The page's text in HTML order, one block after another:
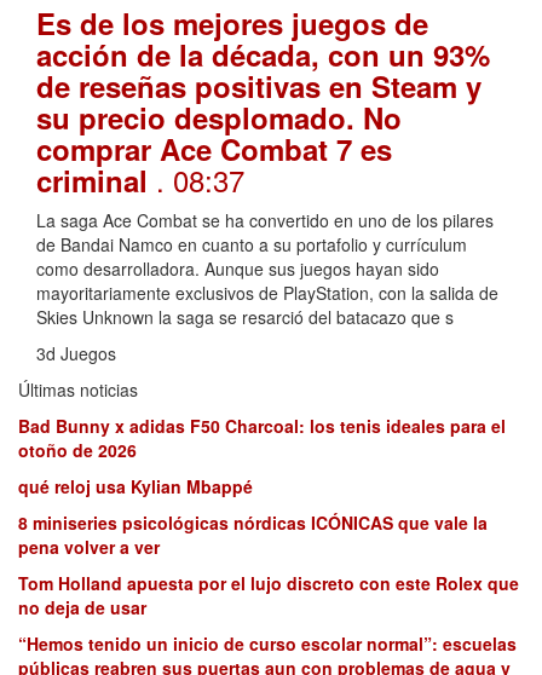
Es de los mejores juegos de
acción de la década, con un 93%
de reseñas positivas en Steam y
su precio desplomado. No
comprar Ace Combat 7 es
criminal . 08:37
La saga Ace Combat se ha convertido en uno de los pilares
de Bandai Namco en cuanto a su portafolio y currículum
como desarrolladora. Aunque sus juegos hayan sido
mayoritariamente exclusivos de PlayStation, con la salida de
Skies Unknown la saga se resarció del batacazo que s
3d Juegos
Últimas noticias
Bad Bunny x adidas F50 Charcoal: los tenis ideales para el
otoño de 2026
qué reloj usa Kylian Mbappé
8 miniseries psicológicas nórdicas ICÓNICAS que vale la
pena volver a ver
Tom Holland apuesta por el lujo discreto con este Rolex que
no deja de usar
“Hemos tenido un inicio de curso escolar normal”: escuelas
públicas reabren sus puertas aun con problemas de agua y